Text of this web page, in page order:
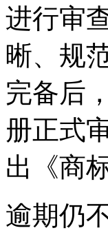
进行审
晰、规
完备后
册正式
出《商
逾期仍